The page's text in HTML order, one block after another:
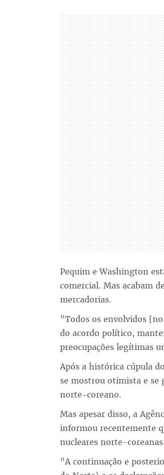
Pequim e Washington
comercial. Mas acabam
mercadorias.
"Todos os envolvidos
do acordo político,
preocupações legítimas
Após a histórica cúpula
se mostrou otimista e se
norte-coreano.
Mas apesar disso, a
informou recentemente
nucleares norte-
"A continuação e